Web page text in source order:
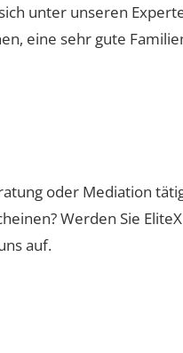
unter unseren
eine sehr gute
oder Mediation
Werden Sie
auf.